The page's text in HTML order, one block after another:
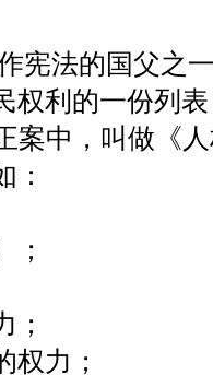
宪法的国父之
权利的一份列
案中，叫做《
：
；
；
权力；